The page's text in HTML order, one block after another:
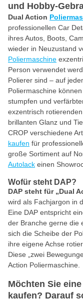
und Hobby-
Dual Action
professionellen Car
ihres Autos, Boots,
wieder in Neuzustand
Poliermaschine
Person verwendet
Polierer sind – auf
Poliermaschine
stumpfen und
exzentrisch
brillanten Glanz und
CROP verschiedene
kaufen für
große Sortiment auf
Autolack einen
Wofür steht DAP?
DAP steht für „Dual
wird als Fachjargon in
Eine DAP entspricht
der Branche gerne die
sich die Scheibe der
ihre eigene Achse
Diese „zwei
Action Poliermaschine.
Möchten Sie
kaufen? Darauf